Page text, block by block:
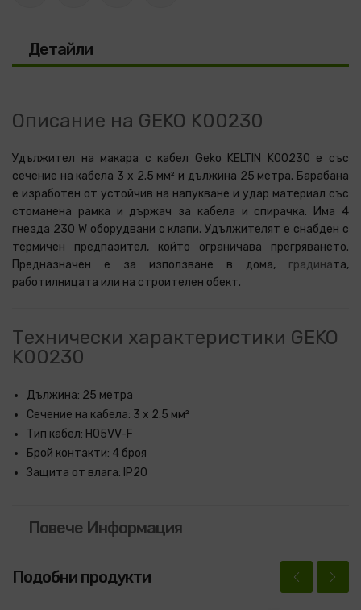
Детайли
Описание на GEKO K00230
Удължител на макара с кабел Geko KELTIN K00230 е със
сечение на кабела 3 x 2.5 мм² и дължина 25 метра. Барабана
е изработен от устойчив на напукване и удар материал със
стоманена рамка и държач за кабела и спирачка. Има 4
гнезда 230 W оборудвани с клапи. Удължителят е снабден с
термичен предпазител, който ограничава прегряването.
Предназначен е за използване в дома, градината,
работилницата или на строителен обект.
Технически характеристики GEKO
K00230
Дължина: 25 метра
Сечение на кабела: 3 x 2.5 мм²
Тип кабел: H05VV-F
Брой контакти: 4 броя
Защита от влага: IP20
Повече Информация
Подобни продукти